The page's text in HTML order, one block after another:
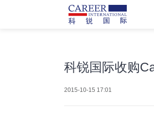
科锐国际收购
2015-10-15 17:01